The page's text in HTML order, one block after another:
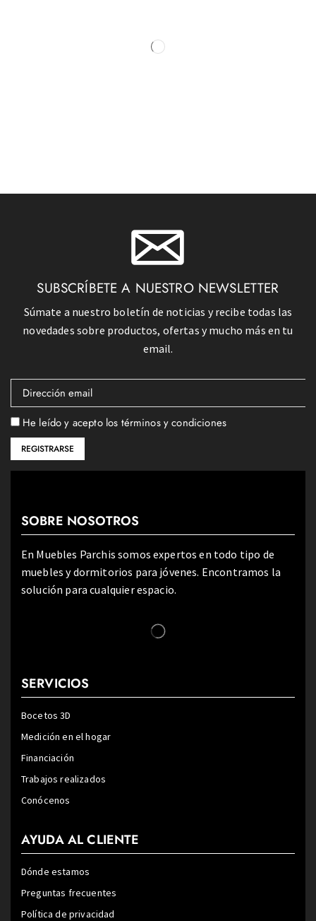
SUBSCRÍBETE A NUESTRO NEWSLETTER
Súmate a nuestro boletín de noticias y recibe todas las
novedades sobre productos, ofertas y mucho más en tu
email.
He leído y acepto los términos y condiciones
SOBRE NOSOTROS
En Muebles Parchis somos expertos en todo tipo de
muebles y dormitorios para jóvenes. Encontramos la
solución para cualquier espacio.
SERVICIOS
Bocetos 3D
Medición en el hogar
Financiación
Trabajos realizados
Conócenos
AYUDA AL CLIENTE
Dónde estamos
Preguntas frecuentes
Política de privacidad